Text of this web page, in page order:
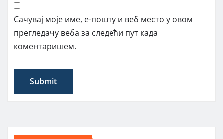
Сачувај моје име, е-пошту и веб место у овом
прегледачу веба за следећи пут када
коментаришем.